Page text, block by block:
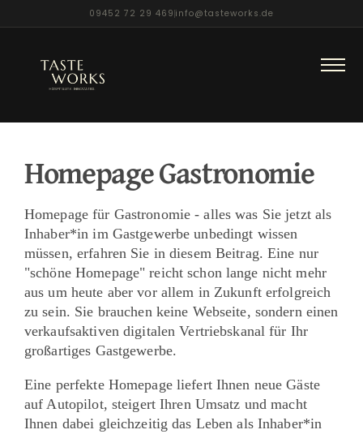
09452 72 29 469 info@tasteworks.de
springen
Homepage Gastronomie
Homepage für Gastronomie - alles was Sie jetzt als
Inhaber*in im Gastgewerbe unbedingt wissen
müssen, erfahren Sie in diesem Beitrag. Eine nur
"schöne Homepage" reicht schon lange nicht mehr
aus um heute aber vor allem in Zukunft erfolgreich
zu sein. Sie brauchen keine Webseite, sondern einen
verkaufsaktiven digitalen Vertriebskanal für Ihr
großartiges Gastgewerbe.
Eine perfekte Homepage liefert Ihnen neue Gäste
auf Autopilot, steigert Ihren Umsatz und macht
Ihnen dabei gleichzeitig das Leben als Inhaber*in